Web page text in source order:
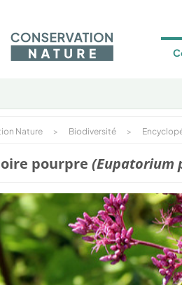
Nature > Biodiversité >
pourpre (Eupatorium